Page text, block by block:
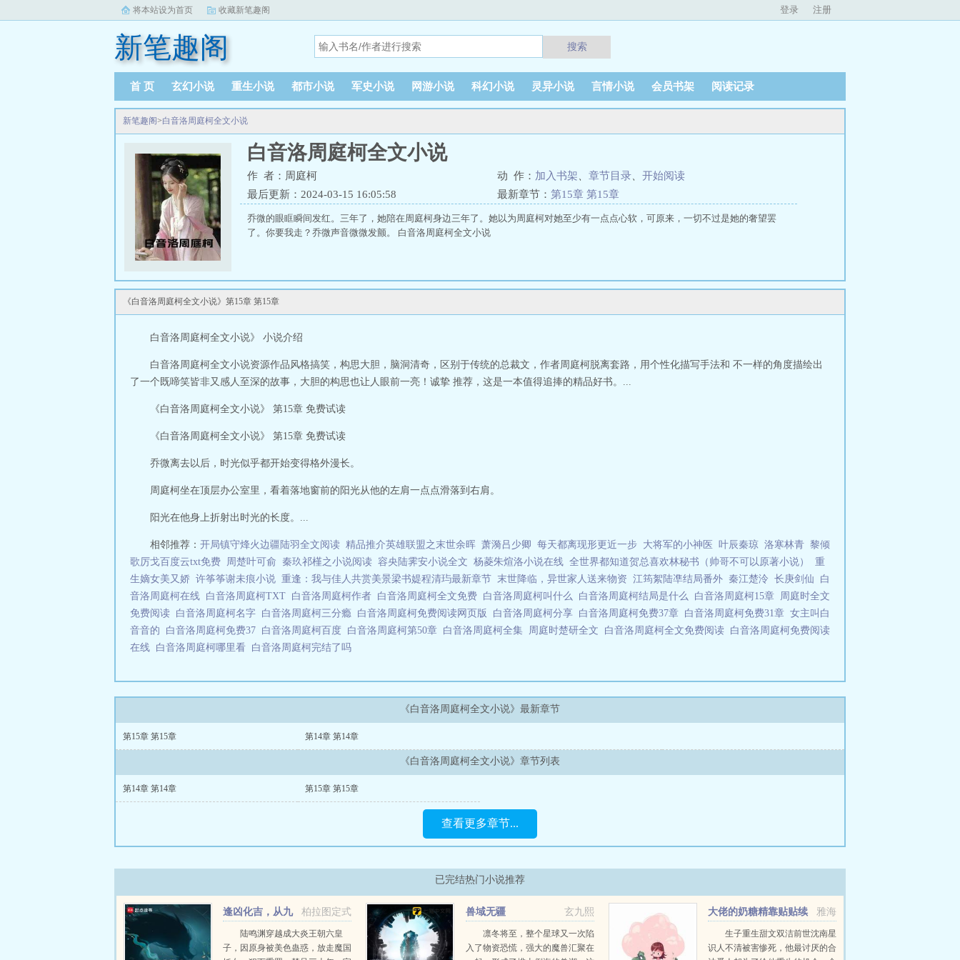
将本站设为首页 收藏新笔趣阁 登录 注册
新笔趣阁 搜索
首 页 玄幻小说 重生小说 都市小说 军史小说 网游小说 科幻小说 灵异小说 言情小说 会员书架 阅读记录
新笔趣阁>白音洛周庭柯全文小说
白音洛周庭柯全文小说
作 者：周庭柯 动 作： 加入书架 章节目录
开始阅读
最后更新：2024-03-15 16:05:58
最新章节： 第15章 第15章
乔微的眼眶瞬间发红。三年了，她陪在周庭柯身边三年了。她以为周庭柯对她至少有一点点心软，可原来，一切不过是她的奢望罢
了。你要我走？乔微声音微微发颤。 白音洛周庭柯全文小说
《白音洛周庭柯全文小说》第15章 第15章
白音洛周庭柯全文小说》 小说介绍
白音洛周庭柯全文小说资源作品风格搞笑，构思大胆，脑洞清奇，区别于传统的总裁文，作者周庭柯脱离套路，用个性化描写手法和 不一样的角度描绘出
了一个既啼笑皆非又感人至深的故事，大胆的构思也让人眼前一亮！诚挚 推荐，这是一本值得追捧的精品好书。...
《白音洛周庭柯全文小说》 第15章 免费试读
《白音洛周庭柯全文小说》 第15章 免费试读
乔微离去以后，时光似乎都开始变得格外漫长。
周庭柯坐在顶层办公室里，看着落地窗前的阳光从他的左肩一点点滑落到右肩。
阳光在他身上折射出时光的长度。...
相邻推荐： 开局镇守烽火边疆陆羽全文阅读 精品推介英雄联盟之末世余晖 萧漪吕少卿 每天都离现形更近一步 大将军的小神医 叶辰秦琼 洛寒林青 黎倾
歌厉戈百度云txt免费 周楚叶可俞 秦玖祁槿之小说阅读 容央陆霁安小说全文 杨菱朱煊洛小说在线 全世界都知道贺总喜欢林秘书（帅哥不可以原著小说）
重
生嫡女美又娇 许筝筝谢未痕小说 重逢：我与佳人共赏美景梁书媞程清玙最新章节 末世降临，异世家人送来物资 江筠絮陆凖结局番外 秦江楚泠 长庚剑仙
白
音洛周庭柯在线 白音洛周庭柯TXT 白音洛周庭柯作者 白音洛周庭柯全文免费 白音洛周庭柯叫什么 白音洛周庭柯结局是什么 白音洛周庭柯15章 周庭时全文
免费阅读 白音洛周庭柯名字 白音洛周庭柯三分瘾 白音洛周庭柯免费阅读网页版 白音洛周庭柯分享 白音洛周庭柯免费37章 白音洛周庭柯免费31章 女主叫白
音音的 白音洛周庭柯免费37 白音洛周庭柯百度 白音洛周庭柯第50章 白音洛周庭柯全集 周庭时楚研全文 白音洛周庭柯全文免费阅读 白音洛周庭柯免费阅读
在线 白音洛周庭柯哪里看 白音洛周庭柯完结了吗
《白音洛周庭柯全文小说》最新章节
第15章 第15章 第14章 第14章
《白音洛周庭柯全文小说》章节列表
第14章 第14章 第15章 第15章
查看更多章节...
已完结热门小说推荐
柏拉图定式
逢凶化吉，从九
龙夺嫡开始
陆鸣渊穿越成大炎王朝六皇
子，因原身被美色蛊惑，放走魔国
玄九熙
兽域无疆
凛冬将至，整个星球又一次陷
入了物资恐慌，强大的魔兽汇聚在
雅海
大佬的奶糖精靠贴贴续
生子重生甜文双洁前世沈南星
识人不清被害惨死，他最讨厌的合